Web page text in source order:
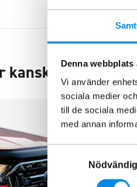
Denna
Vi använder
sociala medier
till de sociala
med annan
Samtyckesval
Nödvändig
kanske också…